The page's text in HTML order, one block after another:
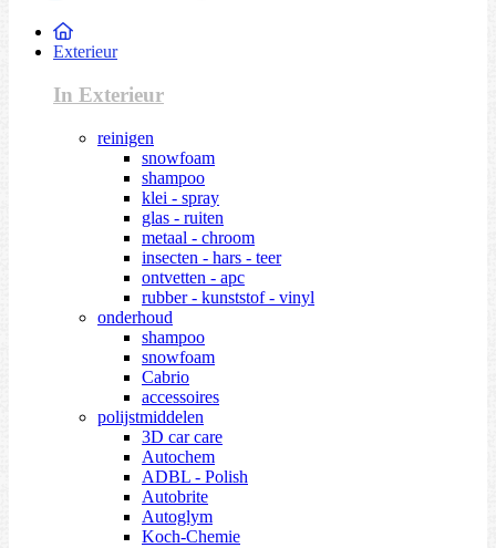
Exterieur
In Exterieur
reinigen
snowfoam
shampoo
klei - spray
glas - ruiten
metaal - chroom
insecten - hars - teer
ontvetten - apc
rubber - kunststof - vinyl
onderhoud
shampoo
snowfoam
Cabrio
accessoires
polijstmiddelen
3D car care
Autochem
ADBL - Polish
Autobrite
Autoglym
Koch-Chemie